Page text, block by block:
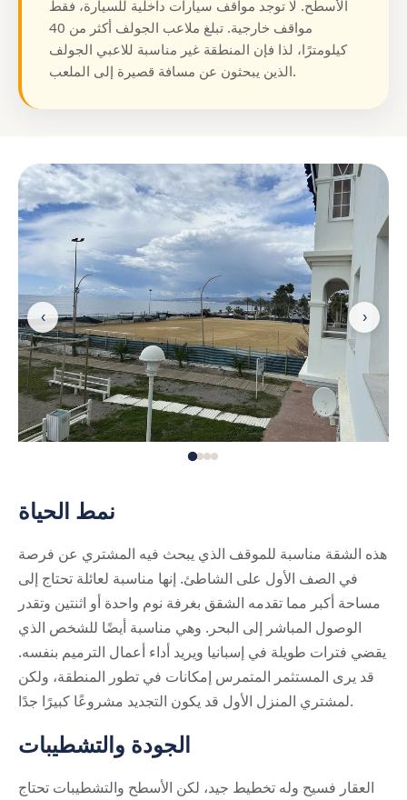
الأسطح. لا توجد مواقف سيارات داخلية للسيارة، فقط
مواقف خارجية. تبلغ ملاعب الجولف أكثر من 40
كيلومترًا، لذا فإن المنطقة غير مناسبة للاعبي الجولف
الذين يبحثون عن مسافة قصيرة إلى الملعب.
نمط الحياة
هذه الشقة مناسبة للموقف الذي يبحث فيه المشتري عن فرصة
في الصف الأول على الشاطئ. إنها مناسبة لعائلة تحتاج إلى
مساحة أكبر مما تقدمه الشقق بغرفة نوم واحدة أو اثنتين وتقدر
الوصول المباشر إلى البحر. وهي مناسبة أيضًا للشخص الذي
يقضي فترات طويلة في إسبانيا ويريد أداء أعمال الترميم بنفسه.
قد يرى المستثمر المتمرس إمكانات في تطور المنطقة، ولكن
لمشتري المنزل الأول قد يكون التجديد مشروعًا كبيرًا جدًا.
الجودة والتشطيبات
العقار فسيح وله تخطيط جيد، لكن الأسطح والتشطيبات تحتاج
‹ ›